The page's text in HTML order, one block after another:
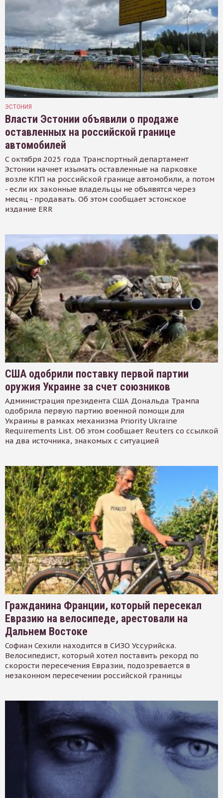
ЭСТОНИЯ
Власти Эстонии объявили о продаже
оставленных на российской границе
автомобилей
С октября 2025 года Транспортный департамент
Эстонии начнет изымать оставленные на парковке
возле КПП на российской границе автомобили, а потом
- если их законные владельцы не объявятся через
месяц - продавать. Об этом сообщает эстонское
издание ERR
США одобрили поставку первой партии
оружия Украине за счет союзников
Администрация президента США Дональда Трампа
одобрила первую партию военной помощи для
Украины в рамках механизма Priority Ukraine
Requirements List. Об этом сообщает Reuters со ссылкой
на два источника, знакомых с ситуацией
Гражданина Франции, который пересекал
Евразию на велосипеде, арестовали на
Дальнем Востоке
Софиан Сехили находится в СИЗО Уссурийска.
Велосипедист, который хотел поставить рекорд по
скорости пересечения Евразии, подозревается в
незаконном пересечении российской границы